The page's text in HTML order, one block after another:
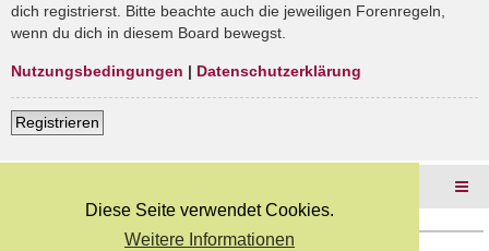
Diese Seite verwendet Cookies.
Weitere Informationen
dich registrierst. Bitte beachte auch die jeweiligen Forenregeln,
wenn du dich in diesem Board bewegst.
Nutzungsbedingungen | Datenschutzerklärung
Registrieren